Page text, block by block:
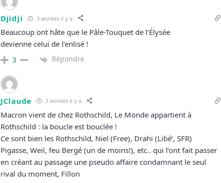
Djidji 3 années il y a
Beaucoup ont hâte que le Pâle-Touquet de l’Élysée
devienne celui de l’enlisé !
3 Répondre
JClaude 3 années il y a
Macron vient de chez Rothschild, Le Monde appartient à
Rothschild : la boucle est bouclée !
Ce sont bien les Rothschild, Niel (Free), Drahi (Libé’, SFR)
Pigasse, Weil, feu Bergé (un de moins!), etc.. qui l’ont fait passer
en créant au passage une pseudo affaire condamnant le seul
rival du moment, Fillon